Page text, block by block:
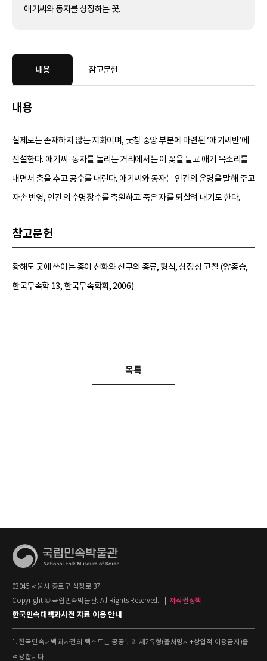
애기씨와 동자를 상징하는 꽃.
내용 참고문헌
내용
실제로는 존재하지 않는 지화이며, 굿청 중앙 부분에 마련된 ‘애기씨반’에
진설한다. 애기씨·동자를 놀리는 거리에서는 이 꽃을 들고 애기 목소리를
내면서 춤을 추고 공수를 내린다. 애기씨와 동자는 인간의 운명을 말해 주고
자손 번영, 인간의 수명장수를 축원하고 죽은 자를 되살려 내기도 한다.
참고문헌
황해도 굿에 쓰이는 종이 신화와 신구의 종류, 형식, 상징성 고찰 (양종승,
한국무속학 13, 한국무속학회, 2006)
목록
03045 서울시 종로구 삼청로 37
Copyright © 국립민속박물관. All Rights Reserved.
저작권정책
한국민속대백과사전 자료 이용 안내
1. 한국민속대백과사전의 텍스트는 공공누리 제2유형(출처명시+상업적 이용금지)을
적용합니다.